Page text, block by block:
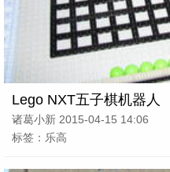
Lego NXT五子棋机器人
诸葛小新 2015-04-15 14:06
标签：乐高